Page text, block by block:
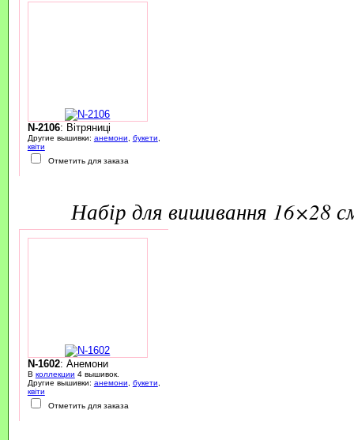
N-2106: Вітряниці
Другие вышивки: анемони букети
квіти
Отметить для заказа
набір для вишивання 16×28
N-1602: Анемони
В коллекции 4 вышивок.
Другие вышивки: анемони букети
квіти
Отметить для заказа